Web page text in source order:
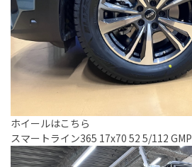
ホイールはこちら
スマートライン365 17x70 52 5/112 GMP